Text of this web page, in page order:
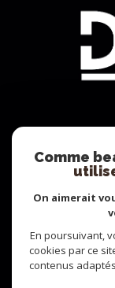
Comme
On aimerait
En poursuivant,
cookies par ce
contenus